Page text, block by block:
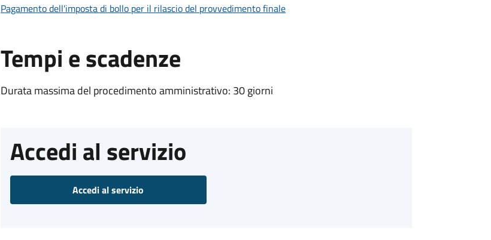
Pagamento dell'imposta di bollo per il rilascio del provvedimento finale
Tempi e scadenze
Durata massima del procedimento amministrativo: 30 giorni
Accedi al servizio
Accedi al servizio